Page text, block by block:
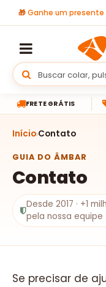
🎁Ganhe um presente
FRETE GRÁTIS
Início Contato
GUIA DO ÂMBAR
Contato
Desde 2017 · +1
pela nossa equipe
Se precisar de